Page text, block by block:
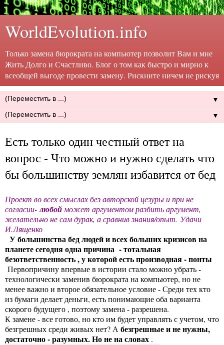
WorldEvolution.info
Только замена бюрократа на компьютер позволит Вам и мне
Жить Долго и Счастливо. Блог о том как быстро и мирно к
всеобщей выгоде провести замену. Рискните ничем не рискуя
▼
▼
Есть только один честный ответ на
вопрос - Что можно и нужно сделать что
бы большинству землян избавится от бед
Проект во всех смыслах без авторской цезуры и при не
согласии-любой может аргументом разбить аргумент,
желательно не сам дурак, а сравнив знания/опыт. Удачи
И.Лященко
У большинства бед людей и всех больших кризисов на
планете сегодня одна причина - тотальная
безответственность , у которой есть производная - понты
Первопричину впервые в истории стало можно убрать -
технологически заменив бюрократа на компьютер, но не
менее важно и второе обязательное условие - Среди тех кто
из бумаги делает деньги, есть понимающие оба варианта
скорого будущего , поэтому замена - разрешена.
К замене - все готово, но кто им будет управлять с учетом, что
безгрешных среди живых нет? А безгрешные и не нужны,
достаточно - разумных. Но не на словах .